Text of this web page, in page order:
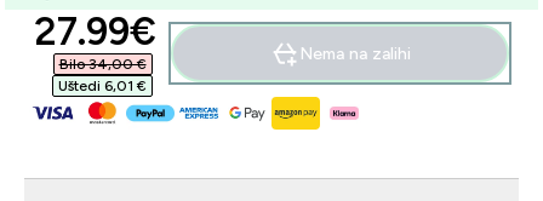
discounted price
27.99€‎
Bilo 34,00 €‎
Uštedi 6,01 €‎
Nema na zalihi